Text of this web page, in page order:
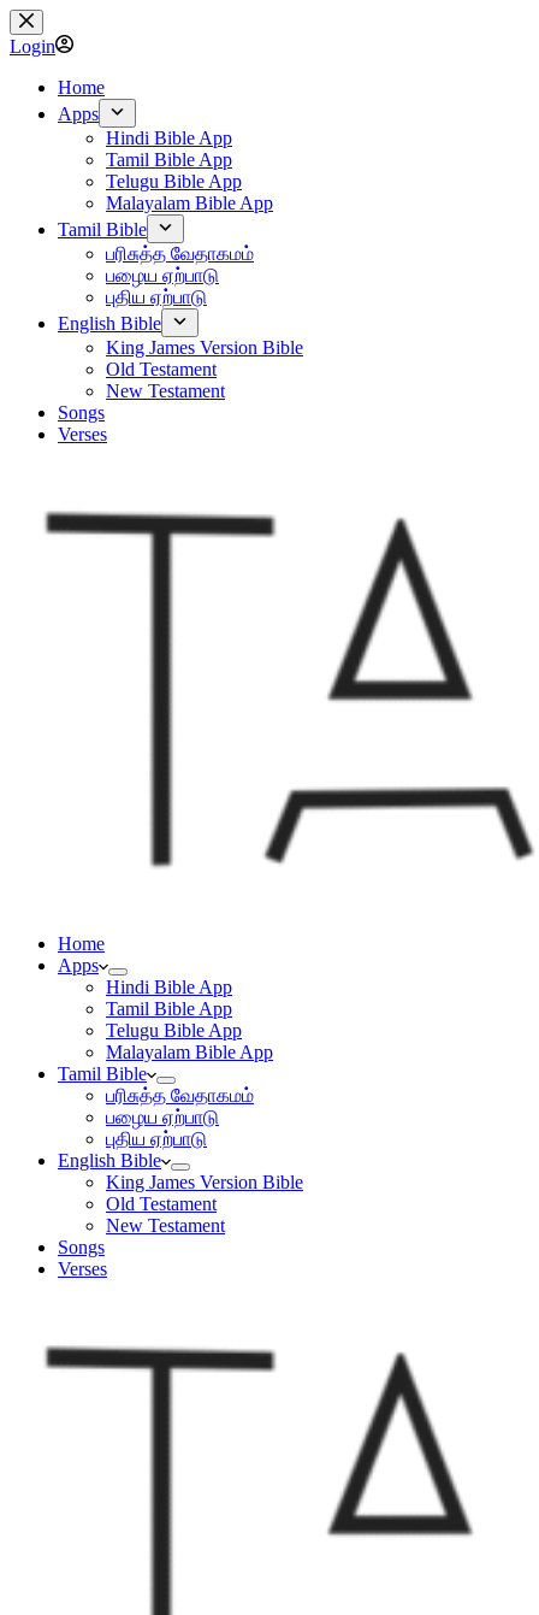
Skip
to
content
Login
Home
Apps
Hindi Bible App
Tamil Bible App
Telugu Bible App
Malayalam Bible App
Tamil Bible
பரிசுத்த வேதாகமம்
பழைய ஏற்பாடு
புதிய ஏற்பாடு
English Bible
King James Version Bible
Old Testament
New Testament
Songs
Verses
Home
Apps
Hindi Bible App
Tamil Bible App
Telugu Bible App
Malayalam Bible App
Tamil Bible
பரிசுத்த வேதாகமம்
பழைய ஏற்பாடு
புதிய ஏற்பாடு
English Bible
King James Version Bible
Old Testament
New Testament
Songs
Verses